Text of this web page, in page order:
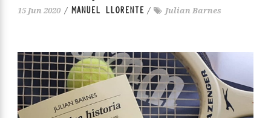
15 Jun 2020 / MANUEL LLORENTE / Julian Barnes